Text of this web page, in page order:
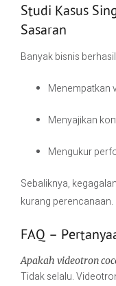
Studi Kasus
Sasaran
Banyak bisnis
Menempatkan
Menyajikan
Mengukur
Sebaliknya,
kurang perencanaan.
FAQ –
Apakah videotron
Tidak selalu.